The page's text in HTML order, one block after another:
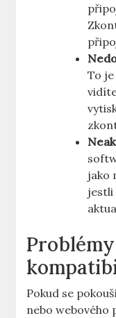
To
jako
jestli
Pokud se
nebo webového